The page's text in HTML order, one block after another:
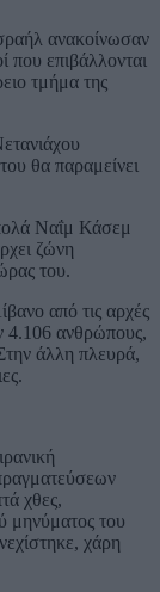
ανακοίνωσαν
που επιβάλλονται
τμήμα της
θα παραμείνει
Ναΐμ Κάσεμ
ζώνη
του.
από τις αρχές
4.106 ανθρώπους,
άλλη πλευρά,
χθες,
μηνύματος του
χάρη